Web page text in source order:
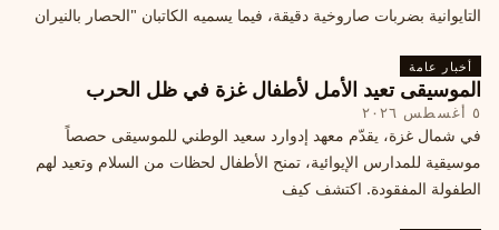
التايوانية بضربات صاروخية دقيقة، فيما يسميه الكاتبان "الحصار بالنيران
أخبار عامة
الموسيقى تعيد الأمل لأطفال غزة في ظل الحرب
٥ أغسطس ٢٠٢٦
في شمال غزة، يقدّم معهد إدوارد سعيد الوطني للموسيقى حصصاً
موسيقية للمدارس الإيوائية، تمنح الأطفال لحظات من السلام وتعيد لهم
الطفولة المفقودة. اكتشف كيف